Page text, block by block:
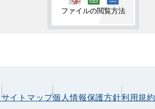
ファイルの閲覧方法
サイトマップ個人情報保護方針利用規約